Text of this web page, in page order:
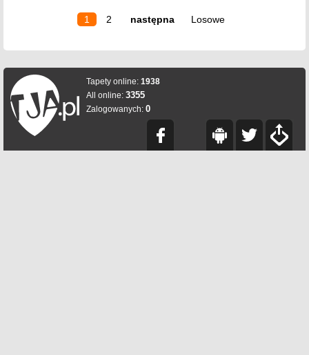
1 2 następna Losowe
Tapety online: 1938
All online: 3355
Zalogowanych: 0